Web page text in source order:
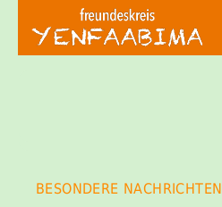
BESONDERE NACHRICHTEN